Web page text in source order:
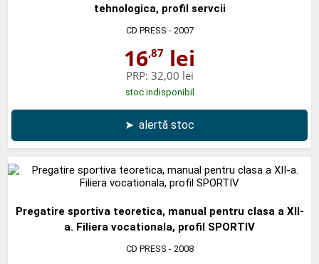
tehnologica, profil servcii
CD PRESS - 2007
16,87 lei
PRP: 32,00 lei
stoc indisponibil
➤ alertă stoc
Pregatire sportiva teoretica, manual pentru clasa a XII-
a. Filiera vocationala, profil SPORTIV
CD PRESS - 2008